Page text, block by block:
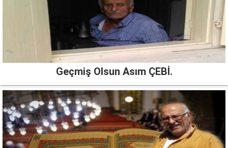
Geçmiş Olsun Asım ÇEBİ.